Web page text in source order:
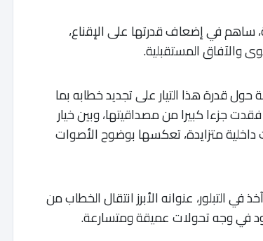
ساهم في إضعاف قدرتها على الإقناع،
والآفاق المستقبلية.
قدرة هذا التيار على تجديد خطابه بما
جزءا كبيرا من مصداقيتها، وبين خيار
داخلية متزايدة، تعكسها بوضوح الأصوات
التبلور، عنوانه الأبرز انتقال الخطاب من
في وجه تحولات عميقة ومتسارعة.